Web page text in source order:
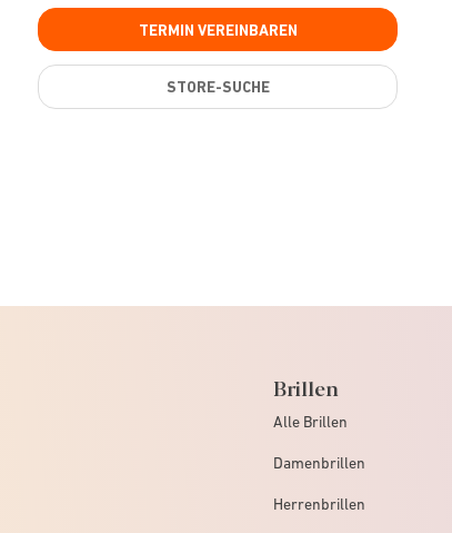
TERMIN VEREINBAREN
STORE-SUCHE
Brillen
Alle Brillen
Damenbrillen
Herrenbrillen